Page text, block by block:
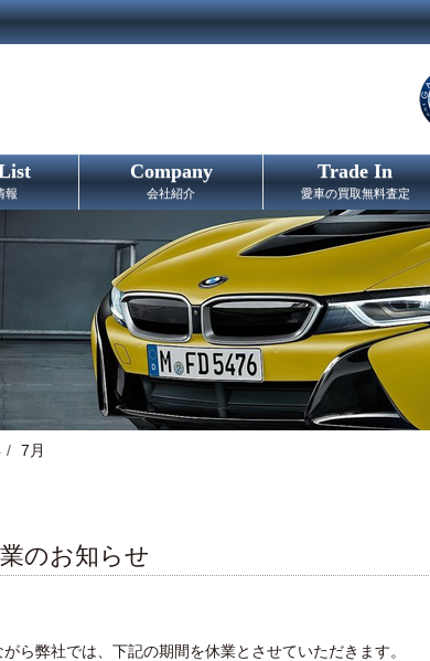
報
Company
会社紹介
Trade In
愛車の買取無料査定
7月
のお知らせ
ら弊社では、下記の期間を休業とさせていただきます。